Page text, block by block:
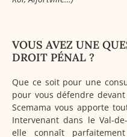
VOUS AVEZ UNE
DROIT PÉNAL ?
Que ce soit pour une
pour vous défendre
Scemama vous apporte
Intervenant dans le Val-
elle connaît